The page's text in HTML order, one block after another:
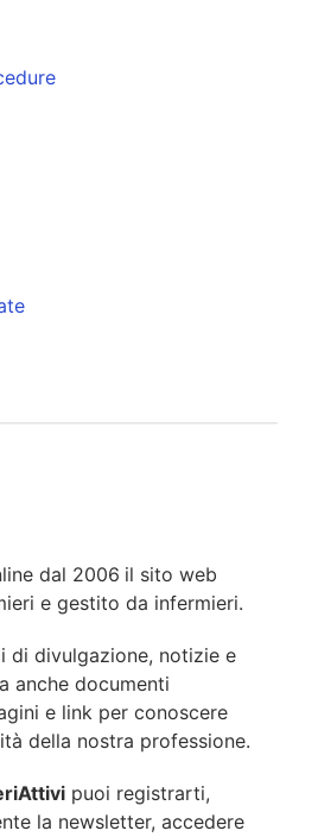
dal 2006 il sito web
e gestito da infermieri.
di divulgazione, notizie e
anche documenti
e link per conoscere
della nostra professione.
puoi registrarti,
la newsletter, accedere